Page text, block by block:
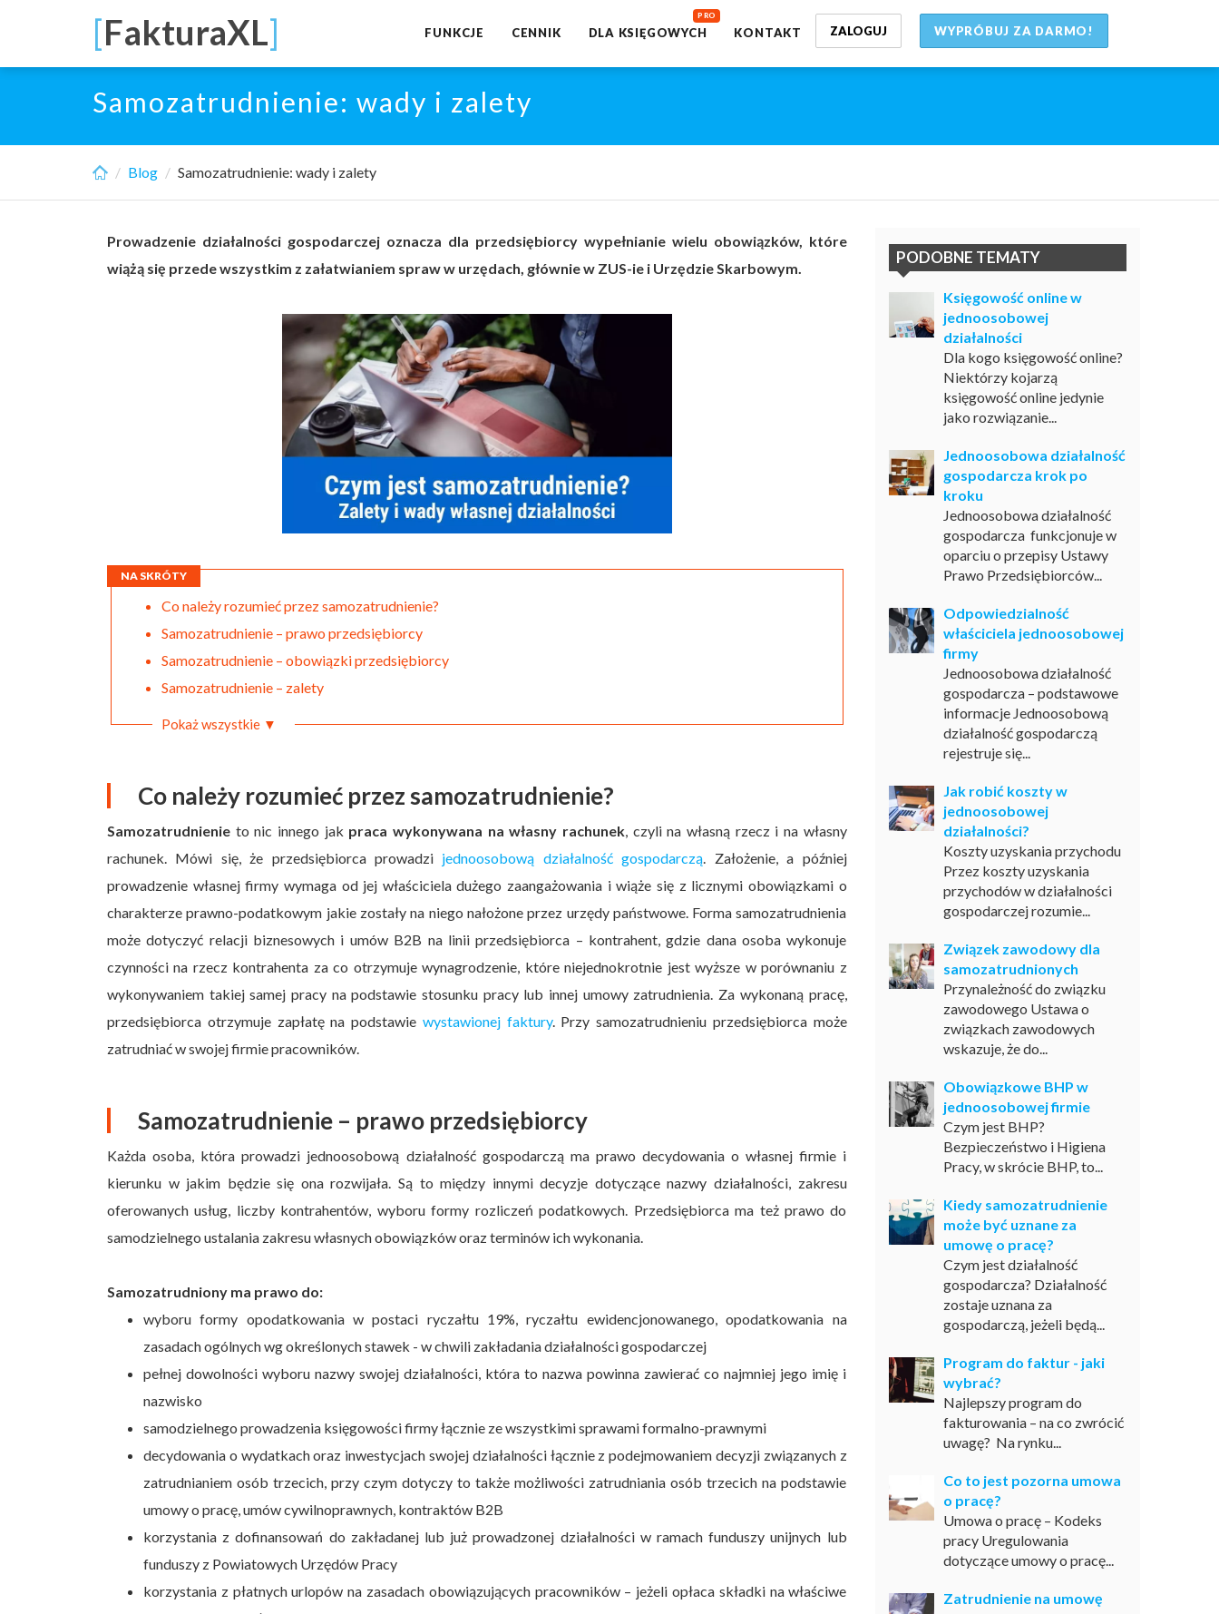
main
[FakturaXL] WYPRÓBUJ ZA DARMO!
ZALOGUJ
FUNKCJE CENNIK DLA KSIĘGOWYCH KONTAKT
Samozatrudnienie: wady i zalety
Blog Samozatrudnienie: wady i zalety
Prowadzenie działalności gospodarczej oznacza dla przedsiębiorcy wypełnianie wielu obowiązków, które
wiążą się przede wszystkim z załatwianiem spraw w urzędach, głównie w ZUS-ie i Urzędzie Skarbowym.
NA SKRÓTY
Co należy rozumieć przez samozatrudnienie?
Samozatrudnienie – prawo przedsiębiorcy
Samozatrudnienie – obowiązki przedsiębiorcy
Samozatrudnienie – zalety
Pokaż wszystkie ▼
Co należy rozumieć przez samozatrudnienie?
Samozatrudnienie to nic innego jak praca wykonywana na własny rachunek, czyli na własną rzecz i na własny
rachunek. Mówi się, że przedsiębiorca prowadzi jednoosobową działalność gospodarczą. Założenie, a później
prowadzenie własnej firmy wymaga od jej właściciela dużego zaangażowania i wiąże się z licznymi obowiązkami o
charakterze prawno-podatkowym jakie zostały na niego nałożone przez urzędy państwowe. Forma samozatrudnienia
może dotyczyć relacji biznesowych i umów B2B na linii przedsiębiorca – kontrahent, gdzie dana osoba wykonuje
czynności na rzecz kontrahenta za co otrzymuje wynagrodzenie, które niejednokrotnie jest wyższe w porównaniu z
wykonywaniem takiej samej pracy na podstawie stosunku pracy lub innej umowy zatrudnienia. Za wykonaną pracę,
przedsiębiorca otrzymuje zapłatę na podstawie wystawionej faktury. Przy samozatrudnieniu przedsiębiorca może
zatrudniać w swojej firmie pracowników.
Samozatrudnienie – prawo przedsiębiorcy
Każda osoba, która prowadzi jednoosobową działalność gospodarczą ma prawo decydowania o własnej firmie i
kierunku w jakim będzie się ona rozwijała. Są to między innymi decyzje dotyczące nazwy działalności, zakresu
oferowanych usług, liczby kontrahentów, wyboru formy rozliczeń podatkowych. Przedsiębiorca ma też prawo do
samodzielnego ustalania zakresu własnych obowiązków oraz terminów ich wykonania.
Samozatrudniony ma prawo do:
wyboru formy opodatkowania w postaci ryczałtu 19%, ryczałtu ewidencjonowanego, opodatkowania na
zasadach ogólnych wg określonych stawek - w chwili zakładania działalności gospodarczej
pełnej dowolności wyboru nazwy swojej działalności, która to nazwa powinna zawierać co najmniej jego imię i
nazwisko
samodzielnego prowadzenia księgowości firmy łącznie ze wszystkimi sprawami formalno-prawnymi
decydowania o wydatkach oraz inwestycjach swojej działalności łącznie z podejmowaniem decyzji związanych z
zatrudnianiem osób trzecich, przy czym dotyczy to także możliwości zatrudniania osób trzecich na podstawie
umowy o pracę, umów cywilnoprawnych, kontraktów B2B
korzystania z dofinansowań do zakładanej lub już prowadzonej działalności w ramach funduszy unijnych lub
funduszy z Powiatowych Urzędów Pracy
korzystania z płatnych urlopów na zasadach obowiązujących pracowników – jeżeli opłaca składki na właściwe
PODOBNE TEMATY
Księgowość online w
jednoosobowej
działalności
Dla kogo księgowość online?
Niektórzy kojarzą
księgowość online jedynie
jako rozwiązanie...
Jednoosobowa działalność
gospodarcza krok po
kroku
Jednoosobowa działalność
gospodarcza funkcjonuje w
oparciu o przepisy Ustawy
Prawo Przedsiębiorców...
Odpowiedzialność
właściciela jednoosobowej
firmy
Jednoosobowa działalność
gospodarcza – podstawowe
informacje Jednoosobową
działalność gospodarczą
rejestruje się...
Jak robić koszty w
jednoosobowej
działalności?
Koszty uzyskania przychodu
Przez koszty uzyskania
przychodów w działalności
gospodarczej rozumie...
Związek zawodowy dla
samozatrudnionych
Przynależność do związku
zawodowego Ustawa o
związkach zawodowych
wskazuje, że do...
Obowiązkowe BHP w
jednoosobowej firmie
Czym jest BHP?
Bezpieczeństwo i Higiena
Pracy, w skrócie BHP, to...
Kiedy samozatrudnienie
może być uznane za
umowę o pracę?
Czym jest działalność
gospodarcza? Działalność
zostaje uznana za
gospodarczą, jeżeli będą...
Program do faktur - jaki
wybrać?
Najlepszy program do
fakturowania – na co zwrócić
uwagę? Na rynku...
Co to jest pozorna umowa
o pracę?
Umowa o pracę – Kodeks
pracy Uregulowania
dotyczące umowy o pracę...
Zatrudnienie na umowę